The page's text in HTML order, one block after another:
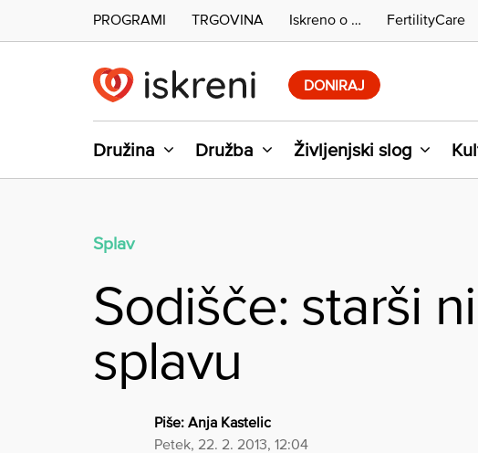
DONIRAJ
Družina Družba Življenjski slog
PROGRAMI TRGOVINA Iskreno o … FertilityCare
Splav
Sodišče: starši
splavu
Piše: Anja Kastelic
petek, 22. 2. 2013, 12:04